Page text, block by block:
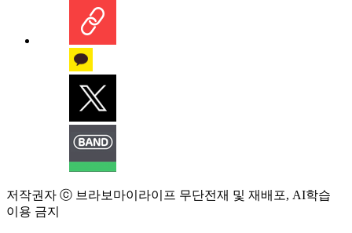
저작권자 ⓒ 브라보마이라이프 무단전재 및 재배포, AI학습
이용 금지